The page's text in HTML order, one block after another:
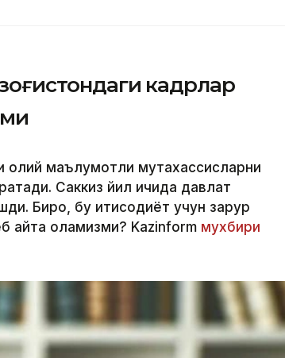
кадрлар
олий маълумотли мутахассисларни
Саккиз йил ичида давлат
Бироқ, бу иқтисодиёт учун зарур
айта оламизми? Kazinform мухбири